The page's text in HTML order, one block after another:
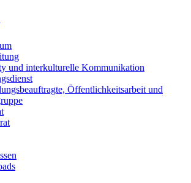
und interkulturelle Kommunikation
Öffentlichkeitsarbeit und